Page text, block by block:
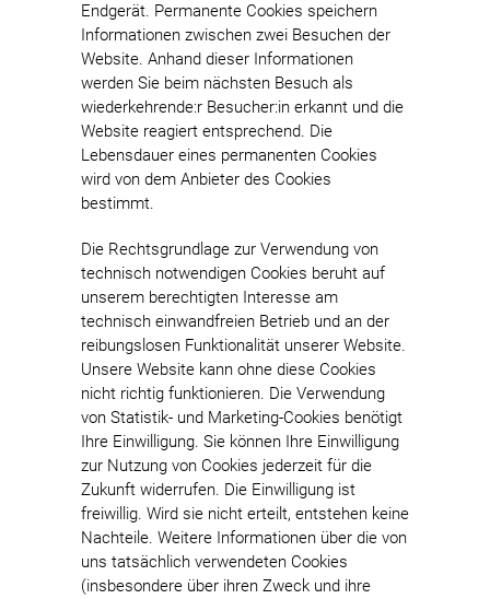
Endgerät. Permanente Cookies speichern
Informationen zwischen zwei Besuchen der
Website. Anhand dieser Informationen
werden Sie beim nächsten Besuch als
wiederkehrende:r Besucher:in erkannt und die
Website reagiert entsprechend. Die
Lebensdauer eines permanenten Cookies
wird von dem Anbieter des Cookies
bestimmt.
Die Rechtsgrundlage zur Verwendung von
technisch notwendigen Cookies beruht auf
unserem berechtigten Interesse am
technisch einwandfreien Betrieb und an der
reibungslosen Funktionalität unserer Website.
Unsere Website kann ohne diese Cookies
nicht richtig funktionieren. Die Verwendung
von Statistik- und Marketing-Cookies benötigt
Ihre Einwilligung. Sie können Ihre Einwilligung
zur Nutzung von Cookies jederzeit für die
Zukunft widerrufen. Die Einwilligung ist
freiwillig. Wird sie nicht erteilt, entstehen keine
Nachteile. Weitere Informationen über die von
uns tatsächlich verwendeten Cookies
(insbesondere über ihren Zweck und ihre